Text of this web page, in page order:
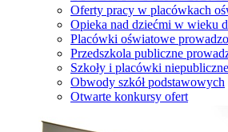
Oferty pracy w placówkach
Opieka nad dziećmi w wieku
Placówki oświatowe
Przedszkola publiczne
Szkoły i placówki niepubliczne
Obwody szkół podstawowych
Otwarte konkursy ofert